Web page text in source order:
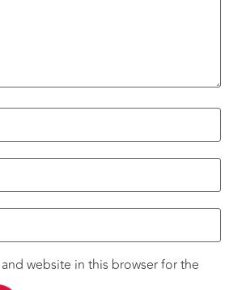
website in this browser for the